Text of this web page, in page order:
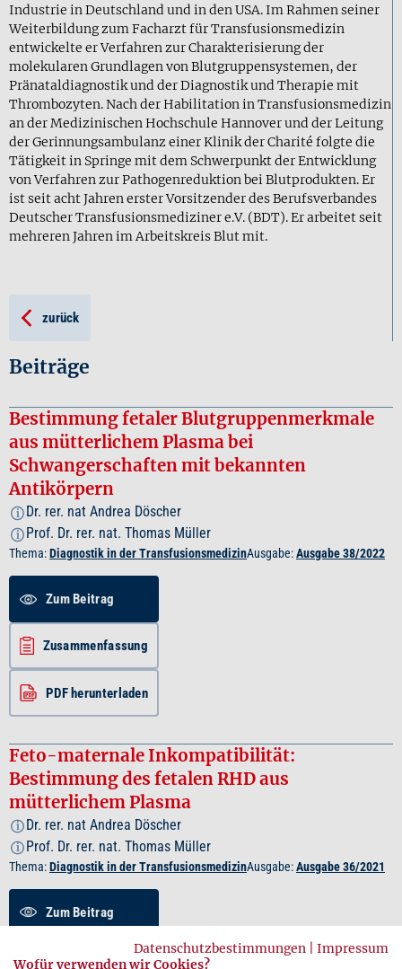
Industrie in Deutschland und in den USA. Im Rahmen seiner
Weiterbildung zum Facharzt für Transfusionsmedizin
entwickelte er Verfahren zur Charakterisierung der
molekularen Grundlagen von Blutgruppensystemen, der
Pränataldiagnostik und der Diagnostik und Therapie mit
Thrombozyten. Nach der Habilitation in Transfusionsmedizin
an der Medizinischen Hochschule Hannover und der Leitung
der Gerinnungsambulanz einer Klinik der Charité folgte die
Tätigkeit in Springe mit dem Schwerpunkt der Entwicklung
von Verfahren zur Pathogenreduktion bei Blutprodukten. Er
ist seit acht Jahren erster Vorsitzender des Berufsverbandes
Deutscher Transfusionsmediziner e.V. (BDT). Er arbeitet seit
mehreren Jahren im Arbeitskreis Blut mit.
zurück
Beiträge
Bestimmung fetaler Blutgruppenmerkmale
aus mütterlichem Plasma bei
Schwangerschaften mit bekannten
Antikörpern
i Dr. rer. nat Andrea Döscher
i Prof. Dr. rer. nat. Thomas Müller
Thema:Diagnostik in der TransfusionsmedizinAusgabe:Ausgabe 38/2022
Zum Beitrag
Zusammenfassung
PDF herunterladen
Feto-maternale Inkompatibilität:
Bestimmung des fetalen RHD aus
mütterlichem Plasma
i Dr. rer. nat Andrea Döscher
i Prof. Dr. rer. nat. Thomas Müller
Thema:Diagnostik in der TransfusionsmedizinAusgabe:Ausgabe 36/2021
Zum Beitrag
Zusammenfassung
Datenschutzbestimmungen
Impressum
Wofür verwenden wir Cookies?